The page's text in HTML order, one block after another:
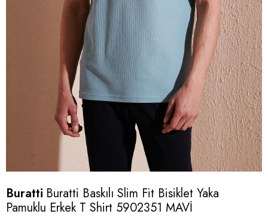
Buratti Buratti Baskılı Slim Fit Bisiklet Yaka
Pamuklu Erkek T Shirt 5902351 MAVİ